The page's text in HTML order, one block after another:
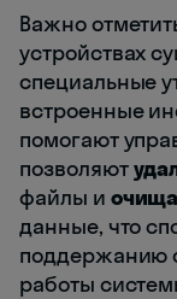
Важно
устройствах
специальные
встроенные
помогают
позволяют
файлы и
данные, что
поддержанию
работы